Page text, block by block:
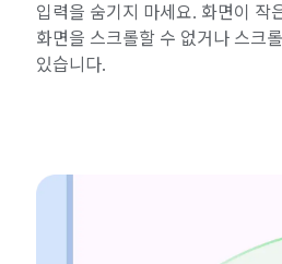
입력을 숨기지 마세요. 화면이 작
화면을 스크롤할 수 없거나 스크
있습니다.